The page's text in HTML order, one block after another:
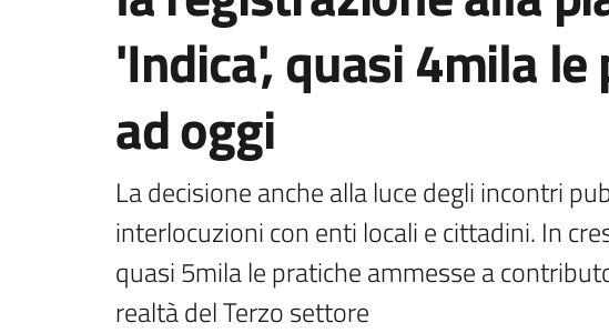
'Indica', quasi 4mila
ad oggi
La decisione anche alla luce degli incontri
interlocuzioni con enti locali e cittadini. In
quasi 5mila le pratiche ammesse a
realtà del Terzo settore